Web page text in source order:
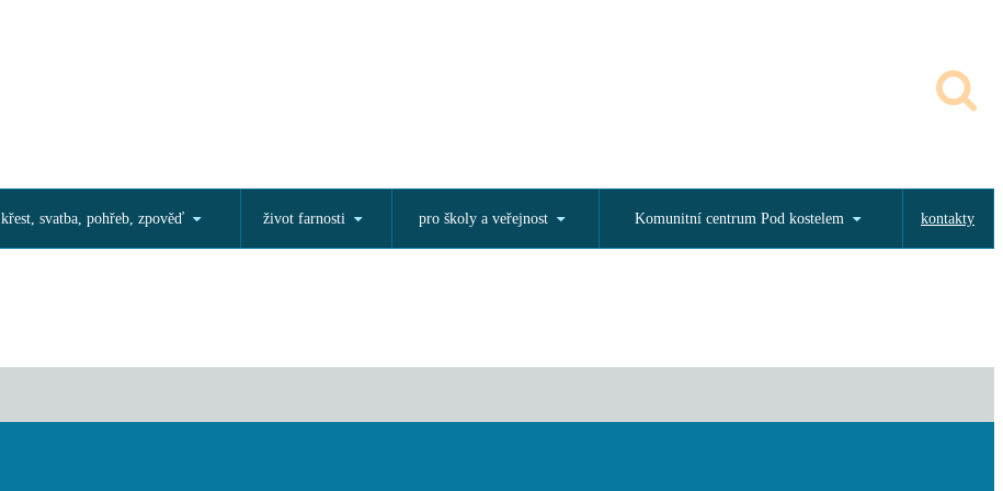
křest, svatba, pohřeb, zpověď život farnosti pro školy a veřejnost Komunitní centrum Pod kostelem kontakty